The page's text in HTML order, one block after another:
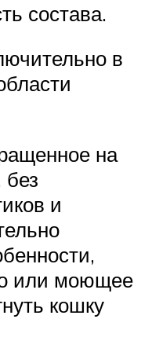
состава.
в
на
и
или моющее
кошку